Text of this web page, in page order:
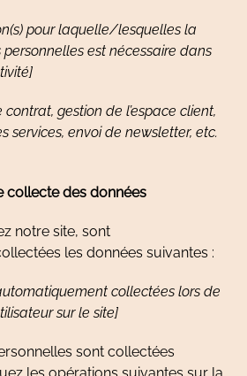
pour laquelle/lesquelles la
est nécessaire dans
gestion de l’espace client,
services, envoi de newsletter, etc.
collecte des données
notre site, sont
les données suivantes :
collectées lors de
sur le site]
sont collectées